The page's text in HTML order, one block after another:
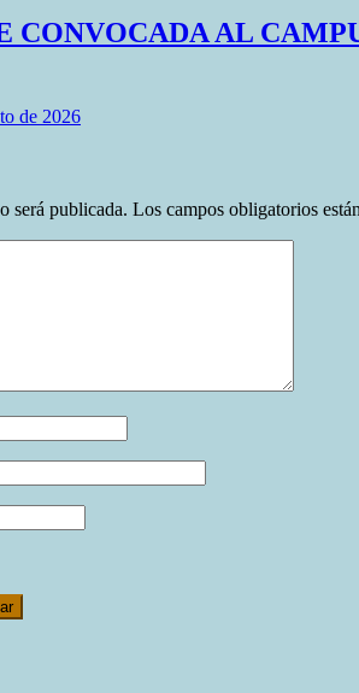
CONVOCADA AL
de 2026
será publicada. Los campos obligatorios